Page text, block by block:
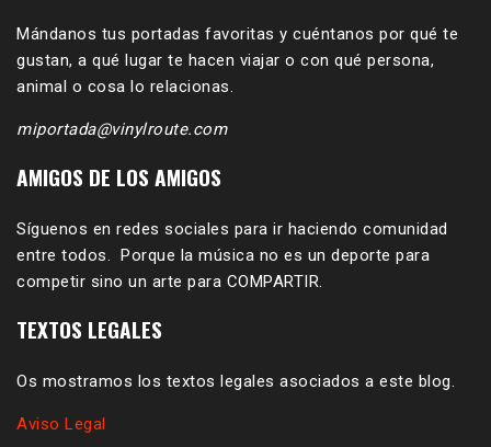
Mándanos tus portadas favoritas y cuéntanos por qué te
gustan, a qué lugar te hacen viajar o con qué persona,
animal o cosa lo relacionas.
miportada@vinylroute.com
AMIGOS DE LOS AMIGOS
Síguenos en redes sociales para ir haciendo comunidad
entre todos. Porque la música no es un deporte para
competir sino un arte para COMPARTIR.
TEXTOS LEGALES
Os mostramos los textos legales asociados a este blog.
Aviso Legal